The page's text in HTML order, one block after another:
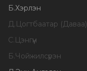
Б.Хэрлэн
Д.Цогтбаатар (Даваа)
С.Цэнгүүн
Б.Чойжилсүрэн